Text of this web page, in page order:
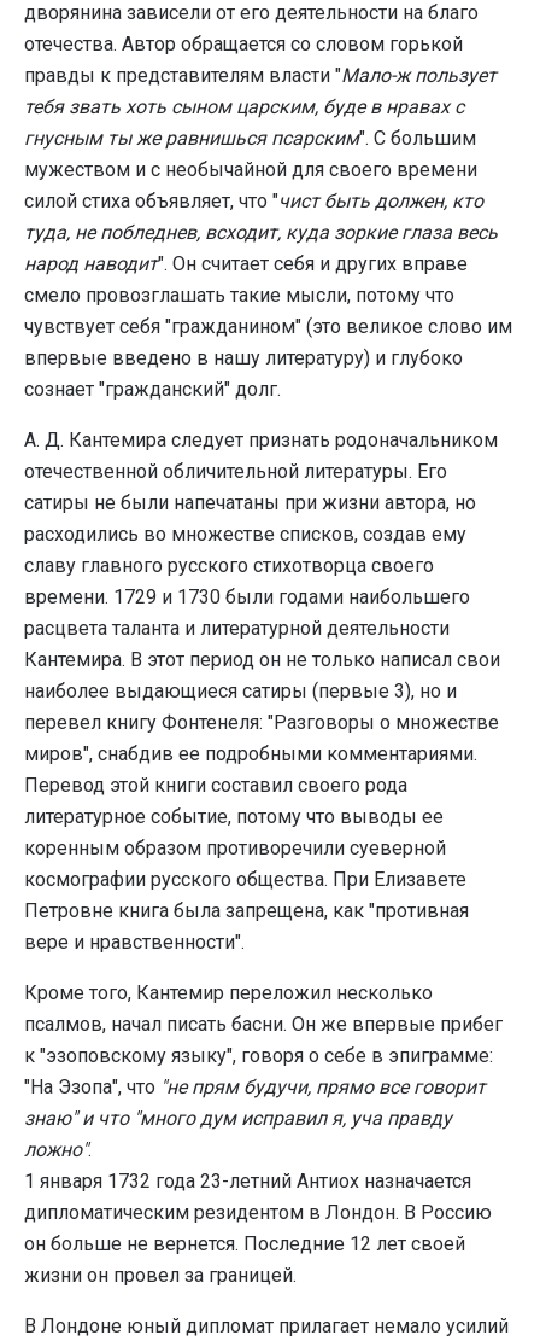
дворянина зависели от его деятельности на благо
отечества. Автор обращается со словом горькой
правды к представителям власти "Мало-ж пользует
тебя звать хоть сыном царским, буде в нравах с
гнусным ты же равнишься псарским". С большим
мужеством и с необычайной для своего времени
силой стиха объявляет, что "чист быть должен, кто
туда, не побледнев, всходит, куда зоркие глаза весь
народ наводит". Он считает себя и других вправе
смело провозглашать такие мысли, потому что
чувствует себя "гражданином" (это великое слово им
впервые введено в нашу литературу) и глубоко
сознает "гражданский" долг.
А. Д. Кантемира следует признать родоначальником
отечественной обличительной литературы. Его
сатиры не были напечатаны при жизни автора, но
расходились во множестве списков, создав ему
славу главного русского стихотворца своего
времени. 1729 и 1730 были годами наибольшего
расцвета таланта и литературной деятельности
Кантемира. В этот период он не только написал свои
наиболее выдающиеся сатиры (первые 3), но и
перевел книгу Фонтенеля: "Разговоры о множестве
миров", снабдив ее подробными комментариями.
Перевод этой книги составил своего рода
литературное событие, потому что выводы ее
коренным образом противоречили суеверной
космографии русского общества. При Елизавете
Петровне книга была запрещена, как "противная
вере и нравственности".
Кроме того, Кантемир переложил несколько
псалмов, начал писать басни. Он же впервые прибег
к "эзоповскому языку", говоря о себе в эпиграмме:
"На Эзопа", что "не прям будучи, прямо все говорит
знаю" и что "много дум исправил я, уча правду
ложно".
1 января 1732 года 23-летний Антиох назначается
дипломатическим резидентом в Лондон. В Россию
он больше не вернется. Последние 12 лет своей
жизни он провел за границей.
В Лондоне юный дипломат прилагает немало усилий